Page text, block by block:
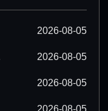
2026-08-05
2026-08-05
2026-08-05
2026-08-05